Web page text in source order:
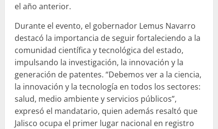
el año anterior.
Durante el evento, el gobernador Lemus Navarro
destacó la importancia de seguir fortaleciendo a la
comunidad científica y tecnológica del estado,
impulsando la investigación, la innovación y la
generación de patentes. “Debemos ver a la ciencia,
la innovación y la tecnología en todos los sectores:
salud, medio ambiente y servicios públicos”,
expresó el mandatario, quien además resaltó que
Jalisco ocupa el primer lugar nacional en registro